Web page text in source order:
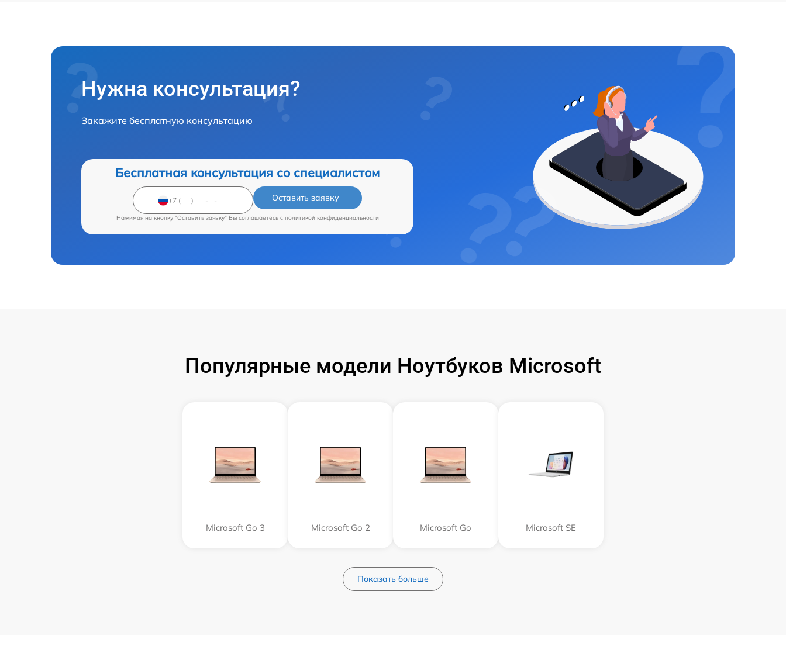
Нужна консультация?
Закажите бесплатную консультацию
Бесплатная консультация со специалистом
Оставить заявку
Нажимая на кнопку "Оставить заявку" Вы соглашаетесь c политикой конфиденциальности
Популярные модели Ноутбуков Microsoft
Microsoft Go 3 Microsoft Go 2 Microsoft Go Microsoft SE
Показать больше